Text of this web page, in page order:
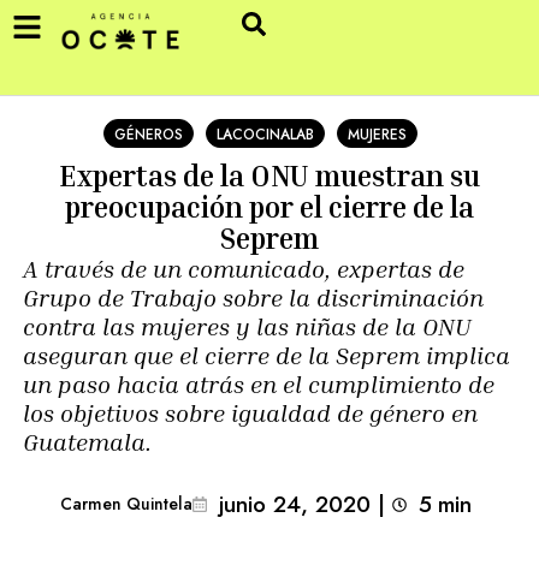
GÉNEROS LACOCINALAB MUJERES
Expertas de la ONU muestran su
preocupación por el cierre de la
Seprem
A través de un comunicado, expertas de
Grupo de Trabajo sobre la discriminación
contra las mujeres y las niñas de la ONU
aseguran que el cierre de la Seprem implica
un paso hacia atrás en el cumplimiento de
los objetivos sobre igualdad de género en
Guatemala.
Carmen Quintela junio 24, 2020 | 5 min